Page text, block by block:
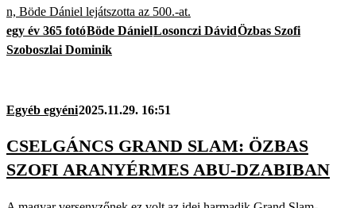
n, Böde Dániel lejátszotta az 500.-at.
egy év 365 fotóBöde DánielLosonczi DávidÖzbas Szofi
Szoboszlai Dominik
Egyéb egyéni2025.11.29. 16:51
CSELGÁNCS GRAND SLAM: ÖZBAS
SZOFI ARANYÉRMES ABU-DZABIBAN